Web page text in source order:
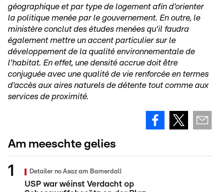
géographique et par type de logement afin d'orienter
la politique menée par le gouvernement. En outre, le
ministère conclut des études menées qu'il faudra
également mettre un accent particulier sur le
développement de la qualité environnementale de
l'habitat. En effet, une densité accrue doit être
conjuguée avec une qualité de vie renforcée en termes
d'accès aux aires naturels de détente tout comme aux
services de proximité.
Am meeschte gelies
Detailer no Asaz am Bamerdall
USP war wéinst Verdacht op